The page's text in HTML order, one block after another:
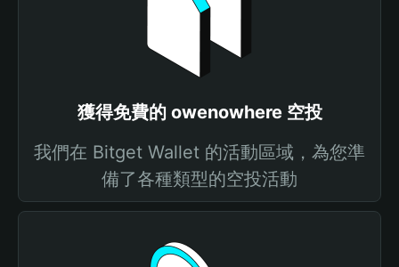
獲得免費的 owenowhere 空投
我們在 Bitget Wallet 的活動區域，為您準
備了各種類型的空投活動